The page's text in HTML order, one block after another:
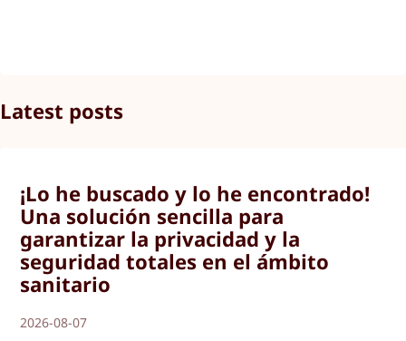
Latest posts
¡Lo he buscado y lo he encontrado!
Una solución sencilla para
garantizar la privacidad y la
seguridad totales en el ámbito
sanitario
2026-08-07